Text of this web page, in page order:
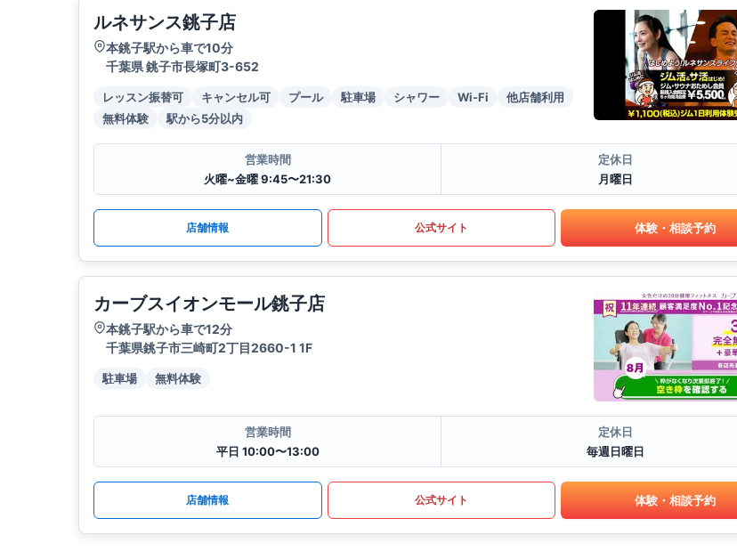
ルネサンス銚子店
本銚子駅から車で10分
千葉県 銚子市長塚町3-652
レッスン振替可 キャンセル可 プール 駐車場 シャワー Wi-Fi
他店舗利用
無料体験
駅から5分以内
営業時間
火曜~金曜 9:45〜21:30
定休日
月曜日
店舗情報 公式サイト 体験・相談予約
カーブスイオンモール銚子店
本銚子駅から車で12分
千葉県銚子市三崎町2丁目2660-1 1F
駐車場 無料体験
営業時間
平日 10:00〜13:00
定休日
毎週日曜日
店舗情報 公式サイト 体験・相談予約